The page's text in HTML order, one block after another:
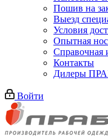
Пошив на
Выезд
Условия
Опытная
Справочная
Контакты
Дилеры
Войти